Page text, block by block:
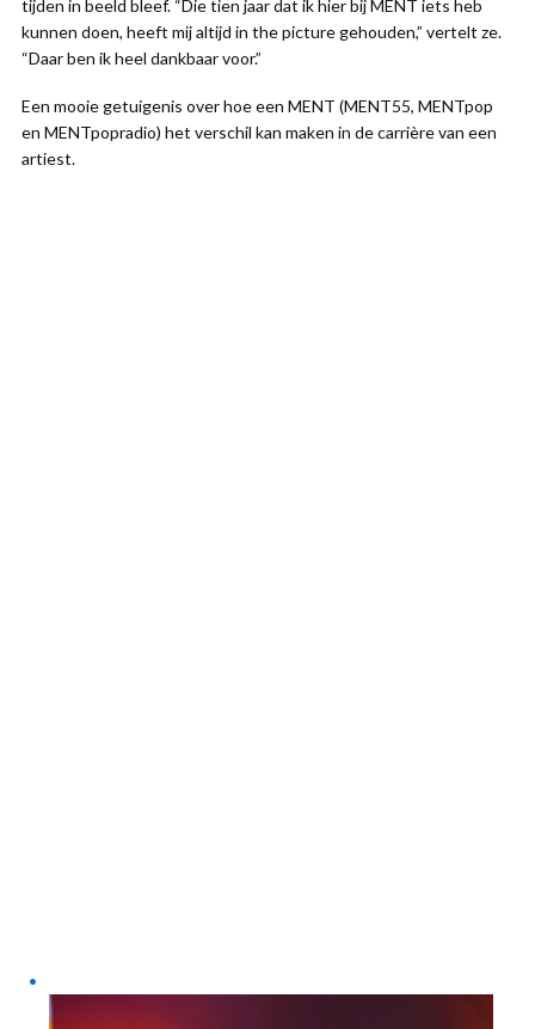
tijden in beeld bleef. “Die tien jaar dat ik hier bij MENT iets heb
kunnen doen, heeft mij altijd in the picture gehouden,” vertelt ze.
“Daar ben ik heel dankbaar voor.”
Een mooie getuigenis over hoe een MENT (MENT55, MENTpop
en MENTpopradio) het verschil kan maken in de carrière van een
artiest.